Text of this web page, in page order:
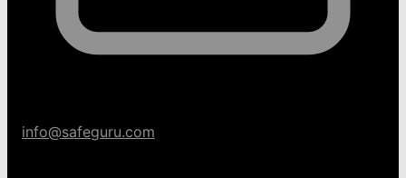
info@safeguru.com